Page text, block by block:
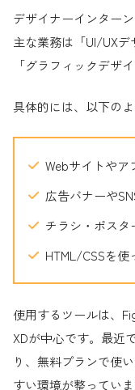
デザイナーインター
主な業務は「UI/UXデ
「グラフィックデザ
具体的には、以下の
Webサイトやア
広告バナーや
チラシ・ポス
HTML/CSSを
使用するツールは、
XDが中心です。最近
り、無料プランで使
すい環境が整っていま